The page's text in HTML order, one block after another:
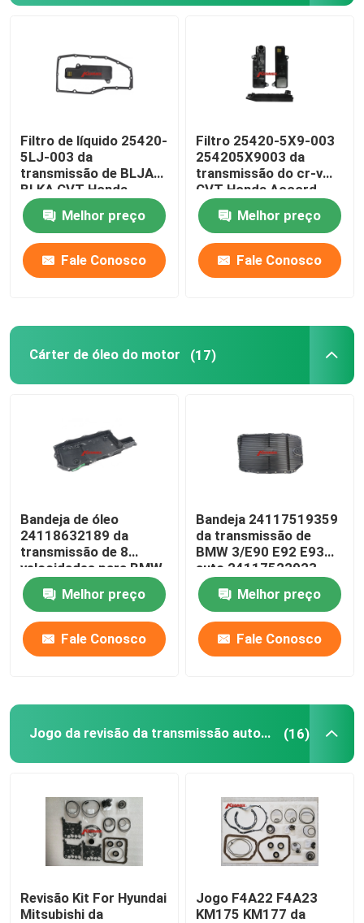
Cárter de óleo do motor
Jogo da revisão da transmissão automática
Jogos da reconstrução da transmissão automática
Ford Transmission Filter
GAXETA DA BANDEJA DE ÓLEO
Tanque de expansão do líquido de arrefecimento do
Peças para automóveis da VW
Cobertura da válvula do motor
Tanque de expansão do carro
Kit de suspensão do volante
Peças sobressalentes de motores
peças sobresselentes do carro
Filtro de líquido 25420-
5LJ-003 da
transmissão de BLJA
BLKA CVT Honda
254205LJ003
Melhor preço
Fale Conosco
Filtro 25420-5X9-003
254205X9003 da
transmissão do cr-v
CVT Honda Accord
Melhor preço
Fale Conosco
Cárter de óleo do motor (17)
Bandeja de óleo
24118632189 da
transmissão de 8
velocidades para BMW
1seris F20 3seris F30
F80
Melhor preço
Fale Conosco
Bandeja 24117519359
da transmissão de
BMW 3/E90 E92 E93
auto 24117522923
24152333903
Melhor preço
Fale Conosco
Jogo da revisão da transmissão automática (16)
Revisão Kit For Hyundai
Mitsubishi da
Jogo F4A22 F4A23
KM175 KM177 da